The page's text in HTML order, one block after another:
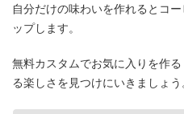
自分だけの味わいを作れるとコ
ップします。
無料カスタムでお気に入りを作
る楽しさを見つけにいきましょう